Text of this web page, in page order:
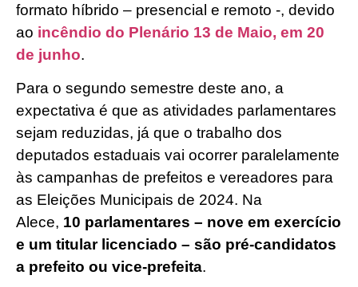
formato híbrido – presencial e remoto -, devido
ao incêndio do Plenário 13 de Maio, em 20
de junho.
Para o segundo semestre deste ano, a
expectativa é que as atividades parlamentares
sejam reduzidas, já que o trabalho dos
deputados estaduais vai ocorrer paralelamente
às campanhas de prefeitos e vereadores para
as Eleições Municipais de 2024. Na
Alece, 10 parlamentares – nove em exercício
e um titular licenciado – são pré-candidatos
a prefeito ou vice-prefeita.